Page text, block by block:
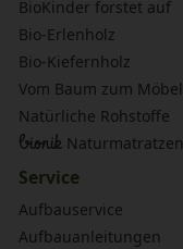
BioKinder forstet auf
Bio-Erlenholz
Bio-Kiefernholz
Vom Baum zum Möbel
Natürliche Rohstoffe
bionik Naturmatratzen
Service
Aufbauservice
Aufbauanleitungen